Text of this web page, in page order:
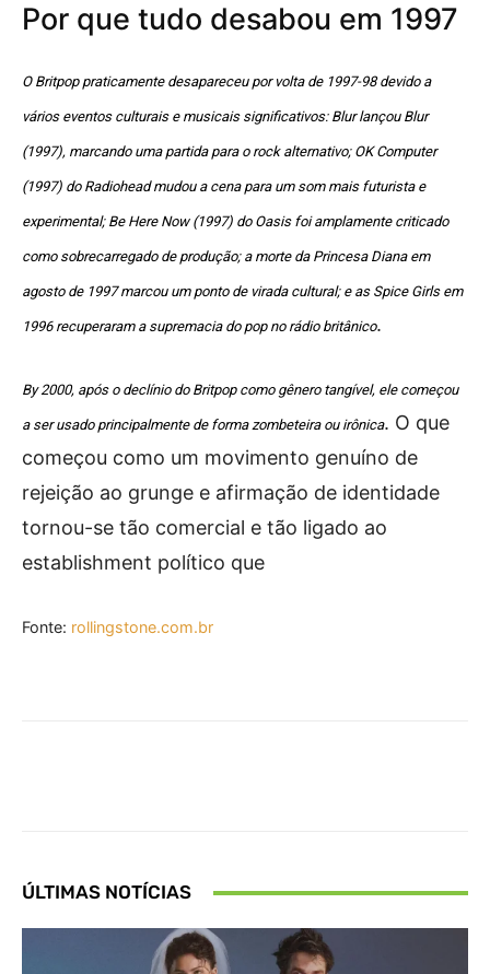
Por que tudo desabou em 1997
O Britpop praticamente desapareceu por volta de 1997-98 devido a
vários eventos culturais e musicais significativos: Blur lançou Blur
(1997), marcando uma partida para o rock alternativo; OK Computer
(1997) do Radiohead mudou a cena para um som mais futurista e
experimental; Be Here Now (1997) do Oasis foi amplamente criticado
como sobrecarregado de produção; a morte da Princesa Diana em
agosto de 1997 marcou um ponto de virada cultural; e as Spice Girls em
1996 recuperaram a supremacia do pop no rádio britânico.
By 2000, após o declínio do Britpop como gênero tangível, ele começou
a ser usado principalmente de forma zombeteira ou irônica. O que
começou como um movimento genuíno de
rejeição ao grunge e afirmação de identidade
tornou-se tão comercial e tão ligado ao
establishment político que
Fonte: rollingstone.com.br
ÚLTIMAS NOTÍCIAS